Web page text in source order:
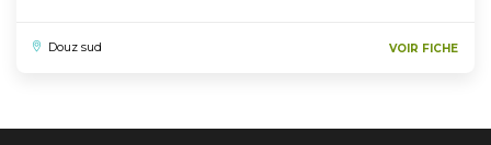
Douz sud VOIR FICHE